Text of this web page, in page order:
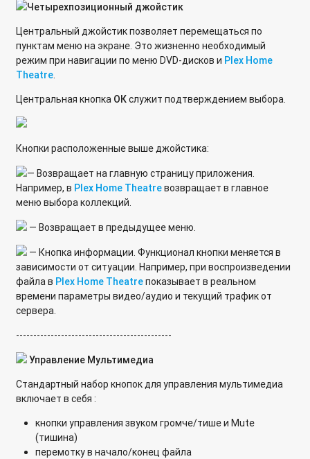
Четырехпозиционный джойстик
Центральный джойстик позволяет перемещаться по
пунктам меню на экране. Это жизненно необходимый
режим при навигации по меню DVD-дисков и Plex Home
Theatre.
Центральная кнопка ОКслужит подтверждением выбора.
Кнопки расположенные выше джойстика:
— Возвращает на главную страницу приложения.
Например, в Plex Home Theatreвозвращает в главное
меню выбора коллекций.
— Возвращает в предыдущее меню.
— Кнопка информации. Функционал кнопки меняется в
зависимости от ситуации. Например, при воспроизведении
файла в Plex Home Theatreпоказывает в реальном
времени параметры видео/аудио и текущий трафик от
сервера.
---------------------------------------------
Управление Мультимедиа
Стандартный набор кнопок для управления мультимедиа
включает в себя :
кнопки управления звуком громче/тише и Mute
(тишина)
перемотку в начало/конец файла